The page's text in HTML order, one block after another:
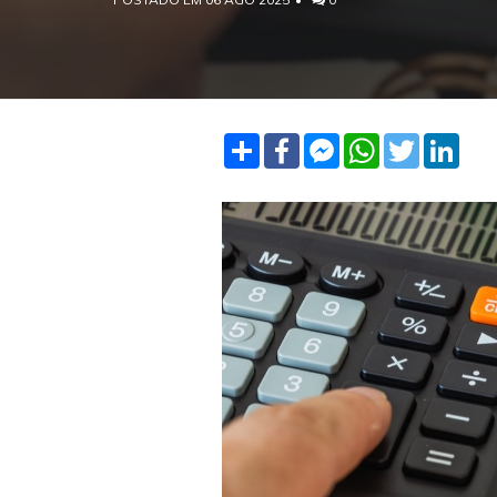
ShareFacebookFacebook
Messenger
WhatsApp
Twitter